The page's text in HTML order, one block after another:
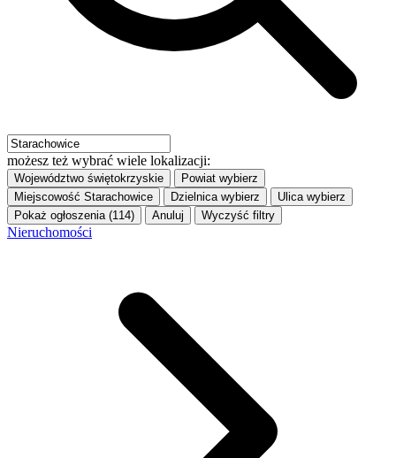
możesz też wybrać wiele lokalizacji:
Województwo świętokrzyskie Powiat wybierz
Miejscowość Starachowice Dzielnica wybierz Ulica wybierz
Pokaż ogłoszenia (114)
Anuluj Wyczyść filtry
Nieruchomości